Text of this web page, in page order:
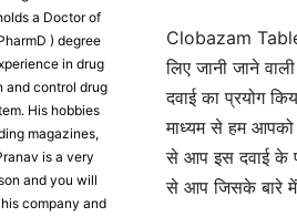
a Doctor of
) degree
in drug
and control drug
His hobbies
magazines,
is a very
and you will
company and
Clobazam
लिए जानी जाने
दवाई का प्रयोग
माध्यम से हम
से आप इस दवाई के
से आप जिसके बारे में